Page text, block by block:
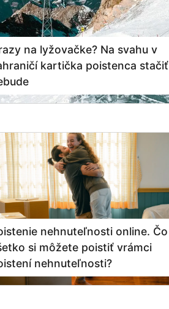
na lyžovačke? Na svahu v
kartička poistenca stačiť
nehnuteľnosti online. Čo
si môžete poistiť vrámci
nehnuteľnosti?